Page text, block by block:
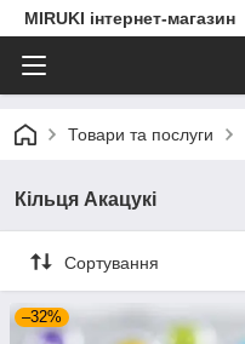
MIRUKI інтернет-магазин
Товари та послуги
Кільця Акацукі
Сортування
–32%